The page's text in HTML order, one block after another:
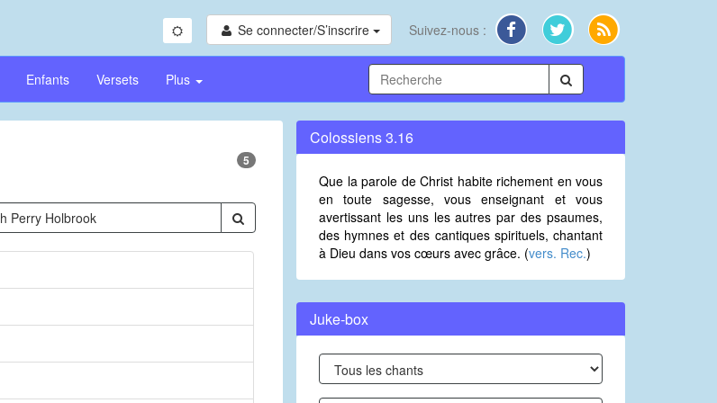
Se connecter/S’inscrire Suivez-nous :
Enfants Versets Plus
5
Colossiens 3.16
Que la parole de Christ habite richement en vous
en toute sagesse, vous enseignant et vous
avertissant les uns les autres par des psaumes,
des hymnes et des cantiques spirituels, chantant
à Dieu dans vos cœurs avec grâce. (vers. Rec.)
Juke-box